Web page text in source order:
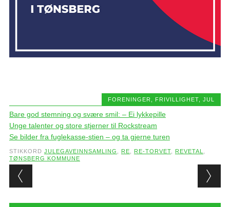
FORENINGER FRIVILLIGHET ,JUL
Bare god stemning og svære smil: – Ei lykkepille
Unge talenter og store stjerner til Rockstream
Se bilder fra fuglekasse-stien – og ta gjerne turen
STIKKORD JULEGAVEINNSAMLING RE RE-TORVET, REVETAL
TØNSBERG KOMMUNE
Post navigation